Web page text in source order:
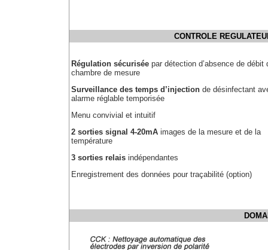
CONTROLE
Régulation sécurisée par détection d’absence de débit
chambre de mesure
Surveillance des temps d’injection de désinfectant
alarme réglable temporisée
Menu convivial et intuitif
2 sorties signal 4-20mA images de la mesure et de la
température
3 sorties relais indépendantes
Enregistrement des données pour traçabilité (option)